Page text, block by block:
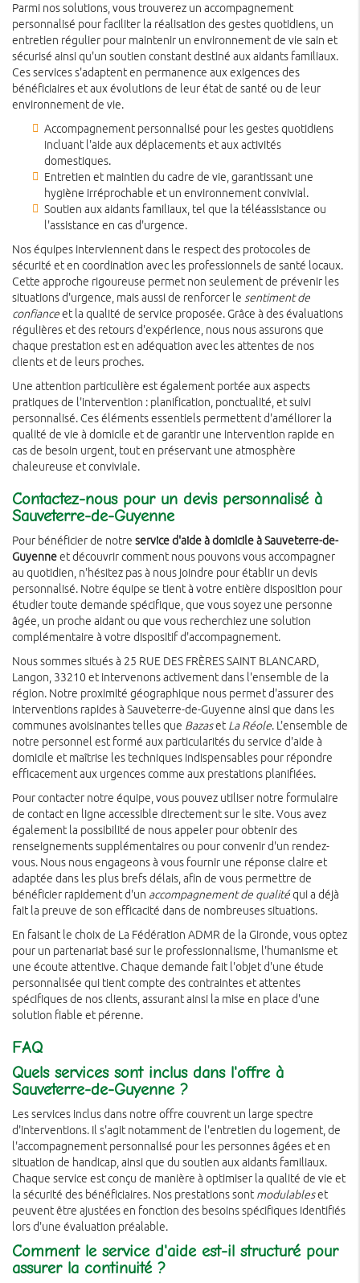
Parmi nos solutions, vous trouverez un accompagnement
personnalisé pour faciliter la réalisation des gestes quotidiens, un
entretien régulier pour maintenir un environnement de vie sain et
sécurisé ainsi qu'un soutien constant destiné aux aidants familiaux.
Ces services s'adaptent en permanence aux exigences des
bénéficiaires et aux évolutions de leur état de santé ou de leur
environnement de vie.
Accompagnement personnalisé pour les gestes quotidiens
incluant l'aide aux déplacements et aux activités
domestiques.
Entretien et maintien du cadre de vie, garantissant une
hygiène irréprochable et un environnement convivial.
Soutien aux aidants familiaux, tel que la téléassistance ou
l'assistance en cas d'urgence.
Nos équipes interviennent dans le respect des protocoles de
sécurité et en coordination avec les professionnels de santé locaux.
Cette approche rigoureuse permet non seulement de prévenir les
situations d'urgence, mais aussi de renforcer le sentiment de
confianceet la qualité de service proposée. Grâce à des évaluations
régulières et des retours d'expérience, nous nous assurons que
chaque prestation est en adéquation avec les attentes de nos
clients et de leurs proches.
Une attention particulière est également portée aux aspects
pratiques de l'intervention : planification, ponctualité, et suivi
personnalisé. Ces éléments essentiels permettent d'améliorer la
qualité de vie à domicile et de garantir une intervention rapide en
cas de besoin urgent, tout en préservant une atmosphère
chaleureuse et conviviale.
Contactez-nous pour un devis personnalisé à
Sauveterre-de-Guyenne
Pour bénéficier de notre service d'aide à domicile à Sauveterre-de-
Guyenneet découvrir comment nous pouvons vous accompagner
au quotidien, n'hésitez pas à nous joindre pour établir un devis
personnalisé. Notre équipe se tient à votre entière disposition pour
étudier toute demande spécifique, que vous soyez une personne
âgée, un proche aidant ou que vous recherchiez une solution
complémentaire à votre dispositif d'accompagnement.
Nous sommes situés à 25 RUE DES FRÈRES SAINT BLANCARD,
Langon, 33210 et intervenons activement dans l'ensemble de la
région. Notre proximité géographique nous permet d'assurer des
interventions rapides à Sauveterre-de-Guyenne ainsi que dans les
communes avoisinantes telles que Bazaset La Réole. L'ensemble de
notre personnel est formé aux particularités du service d'aide à
domicile et maîtrise les techniques indispensables pour répondre
efficacement aux urgences comme aux prestations planifiées.
Pour contacter notre équipe, vous pouvez utiliser notre formulaire
de contact en ligne accessible directement sur le site. Vous avez
également la possibilité de nous appeler pour obtenir des
renseignements supplémentaires ou pour convenir d'un rendez-
vous. Nous nous engageons à vous fournir une réponse claire et
adaptée dans les plus brefs délais, afin de vous permettre de
bénéficier rapidement d'un accompagnement de qualitéqui a déjà
fait la preuve de son efficacité dans de nombreuses situations.
En faisant le choix de La Fédération ADMR de la Gironde, vous optez
pour un partenariat basé sur le professionnalisme, l'humanisme et
une écoute attentive. Chaque demande fait l'objet d'une étude
personnalisée qui tient compte des contraintes et attentes
spécifiques de nos clients, assurant ainsi la mise en place d'une
solution fiable et pérenne.
FAQ
Quels services sont inclus dans l'offre à
Sauveterre-de-Guyenne ?
Les services inclus dans notre offre couvrent un large spectre
d'interventions. Il s'agit notamment de l'entretien du logement, de
l'accompagnement personnalisé pour les personnes âgées et en
situation de handicap, ainsi que du soutien aux aidants familiaux.
Chaque service est conçu de manière à optimiser la qualité de vie et
la sécurité des bénéficiaires. Nos prestations sont modulableset
peuvent être ajustées en fonction des besoins spécifiques identifiés
lors d'une évaluation préalable.
Comment le service d'aide est-il structuré pour
assurer la continuité ?